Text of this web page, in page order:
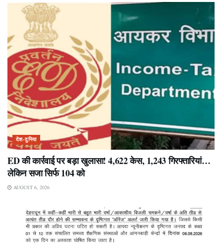
देश-दुनिया
ED की कार्रवाई पर बड़ा खुलासा! 4,622 केस, 1,243 गिरफ्तारियां…
लेकिन सजा सिर्फ 104 को
AUGUST 6, 2026